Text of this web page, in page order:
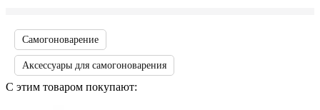
Самогоноварение
Аксессуары для самогоноварения
С этим товаром покупают: